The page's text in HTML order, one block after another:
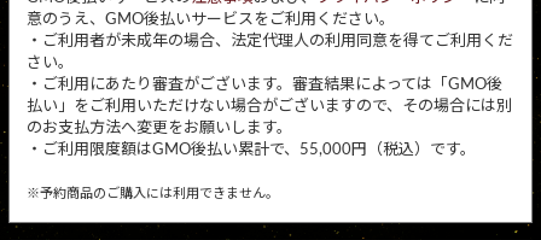
意のうえ、GMO後払いサービスをご利用ください。
・ご利用者が未成年の場合、法定代理人の利用同意を得てご利用くだ
さい。
・ご利用にあたり審査がございます。審査結果によっては「GMO後
払い」をご利用いただけない場合がございますので、その場合には別
のお支払方法へ変更をお願いします。
・ご利用限度額はGMO後払い累計で、55,000円（税込）です。
※予約商品のご購入には利用できません。